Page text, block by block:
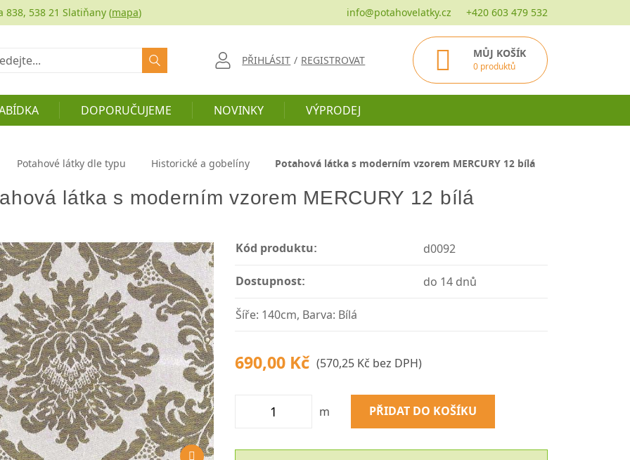
838, 538 21 Slatiňany (mapa) info@potahovelatky.cz +420 603 479 532
PŘIHLÁSIT / REGISTROVAT MŮJ KOŠÍK
0 produktů
DOPORUČUJEME NOVINKY VÝPRODEJ
Potahové látky dle typu Historické a gobelíny Potahová látka s moderním vzorem MERCURY 12 bílá
látka s moderním vzorem MERCURY 12 bílá
Kód produktu: d0092
Dostupnost: do 14 dnů
Šíře: 140cm, Barva: Bílá
690,00 Kč (570,25 Kč bez DPH)
m PŘIDAT DO KOŠÍKU